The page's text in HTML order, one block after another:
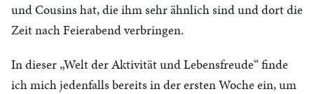
und Cousins hat, die ihm sehr ähnlich sind und dort die
Zeit nach Feierabend verbringen.
In dieser „Welt der Aktivität und Lebensfreude“ finde
ich mich jedenfalls bereits in der ersten Woche ein, um